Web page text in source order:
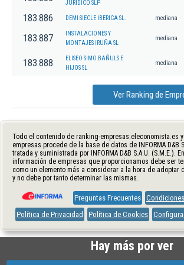
JURIDICO SLP
183.886 DEMI-SIECLE IBERICA SL. mediana
183.887
INSTALACIONES Y
MONTAJES IRUÑA SL
mediana
183.888
ELISEO SIMO BAÑULS E
HIJOS SL
mediana
Ver Ranking de
Todo el contenido de ranking-empresas.eleconomista.es
empresas procede de la base de datos de INFORMA D&B
tratada y suministrada por INFORMA D&B S.A.U. (S.M.E.).
información de empresas que proporcionamos debe ser
como un elemento más a considerar a la hora de adoptar
y no debe por tanto determinar las mismas.
Preguntas Frecuentes
Política de Privacidad
Política de Cookies
Hay más por ver